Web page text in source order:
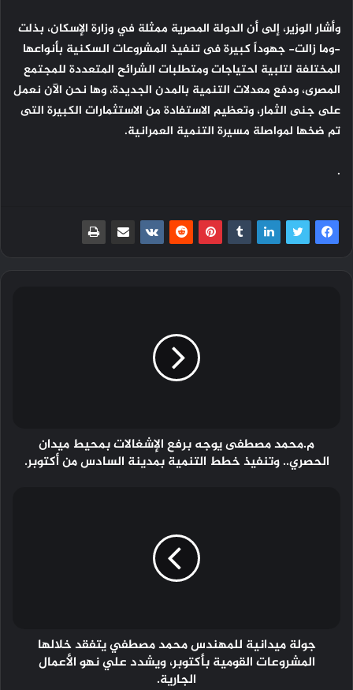
وأشار الوزير، إلى أن الدولة المصرية ممثلة في وزارة الإسكان، بذلت
-وما زالت- جهوداً كبيرة فى تنفيذ المشروعات السكنية بأنواعها
المختلفة لتلبية احتياجات ومتطلبات الشرائح المتعددة للمجتمع
المصرى، ودفع معدلات التنمية بالمدن الجديدة، وها نحن الآن نعمل
على جنى الثمار، وتعظيم الاستفادة من الاستثمارات الكبيرة التى
تم ضخها لمواصلة مسيرة التنمية العمرانية.
.
م.محمد مصطفى يوجه برفع الإشغالات بمحيط ميدان
الحصري.. وتنفيذ خطط التنمية بمدينة السادس من أكتوبر.
جولة ميدانية للمهندس محمد مصطفي يتفقد خلالها
المشروعات القومية بأكتوبر، ويشدد علي نهو الأعمال
الجارية.